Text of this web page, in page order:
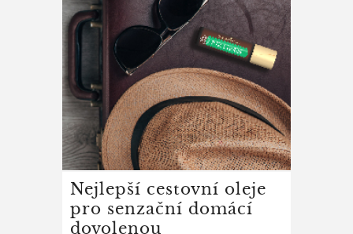
Nejlepší cestovní oleje
pro senzační domácí
dovolenou